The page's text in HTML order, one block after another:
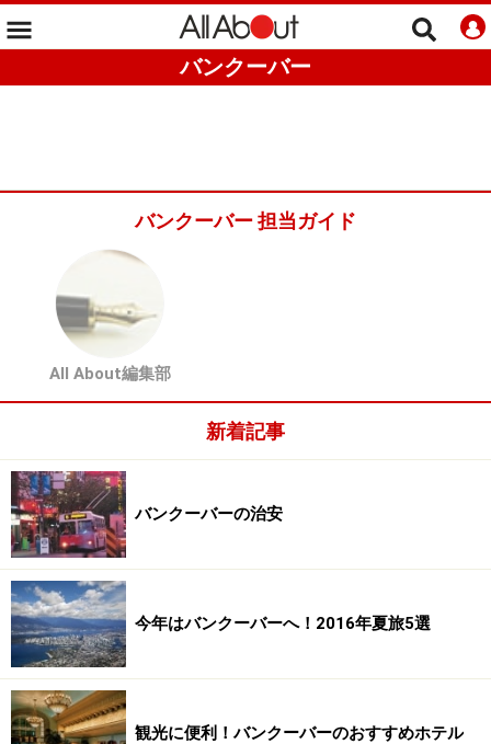
バンクーバー
バンクーバー 担当ガイド
All About編集部
新着記事
バンクーバーの治安
今年はバンクーバーへ！2016年夏旅5選
観光に便利！バンクーバーのおすすめホテル